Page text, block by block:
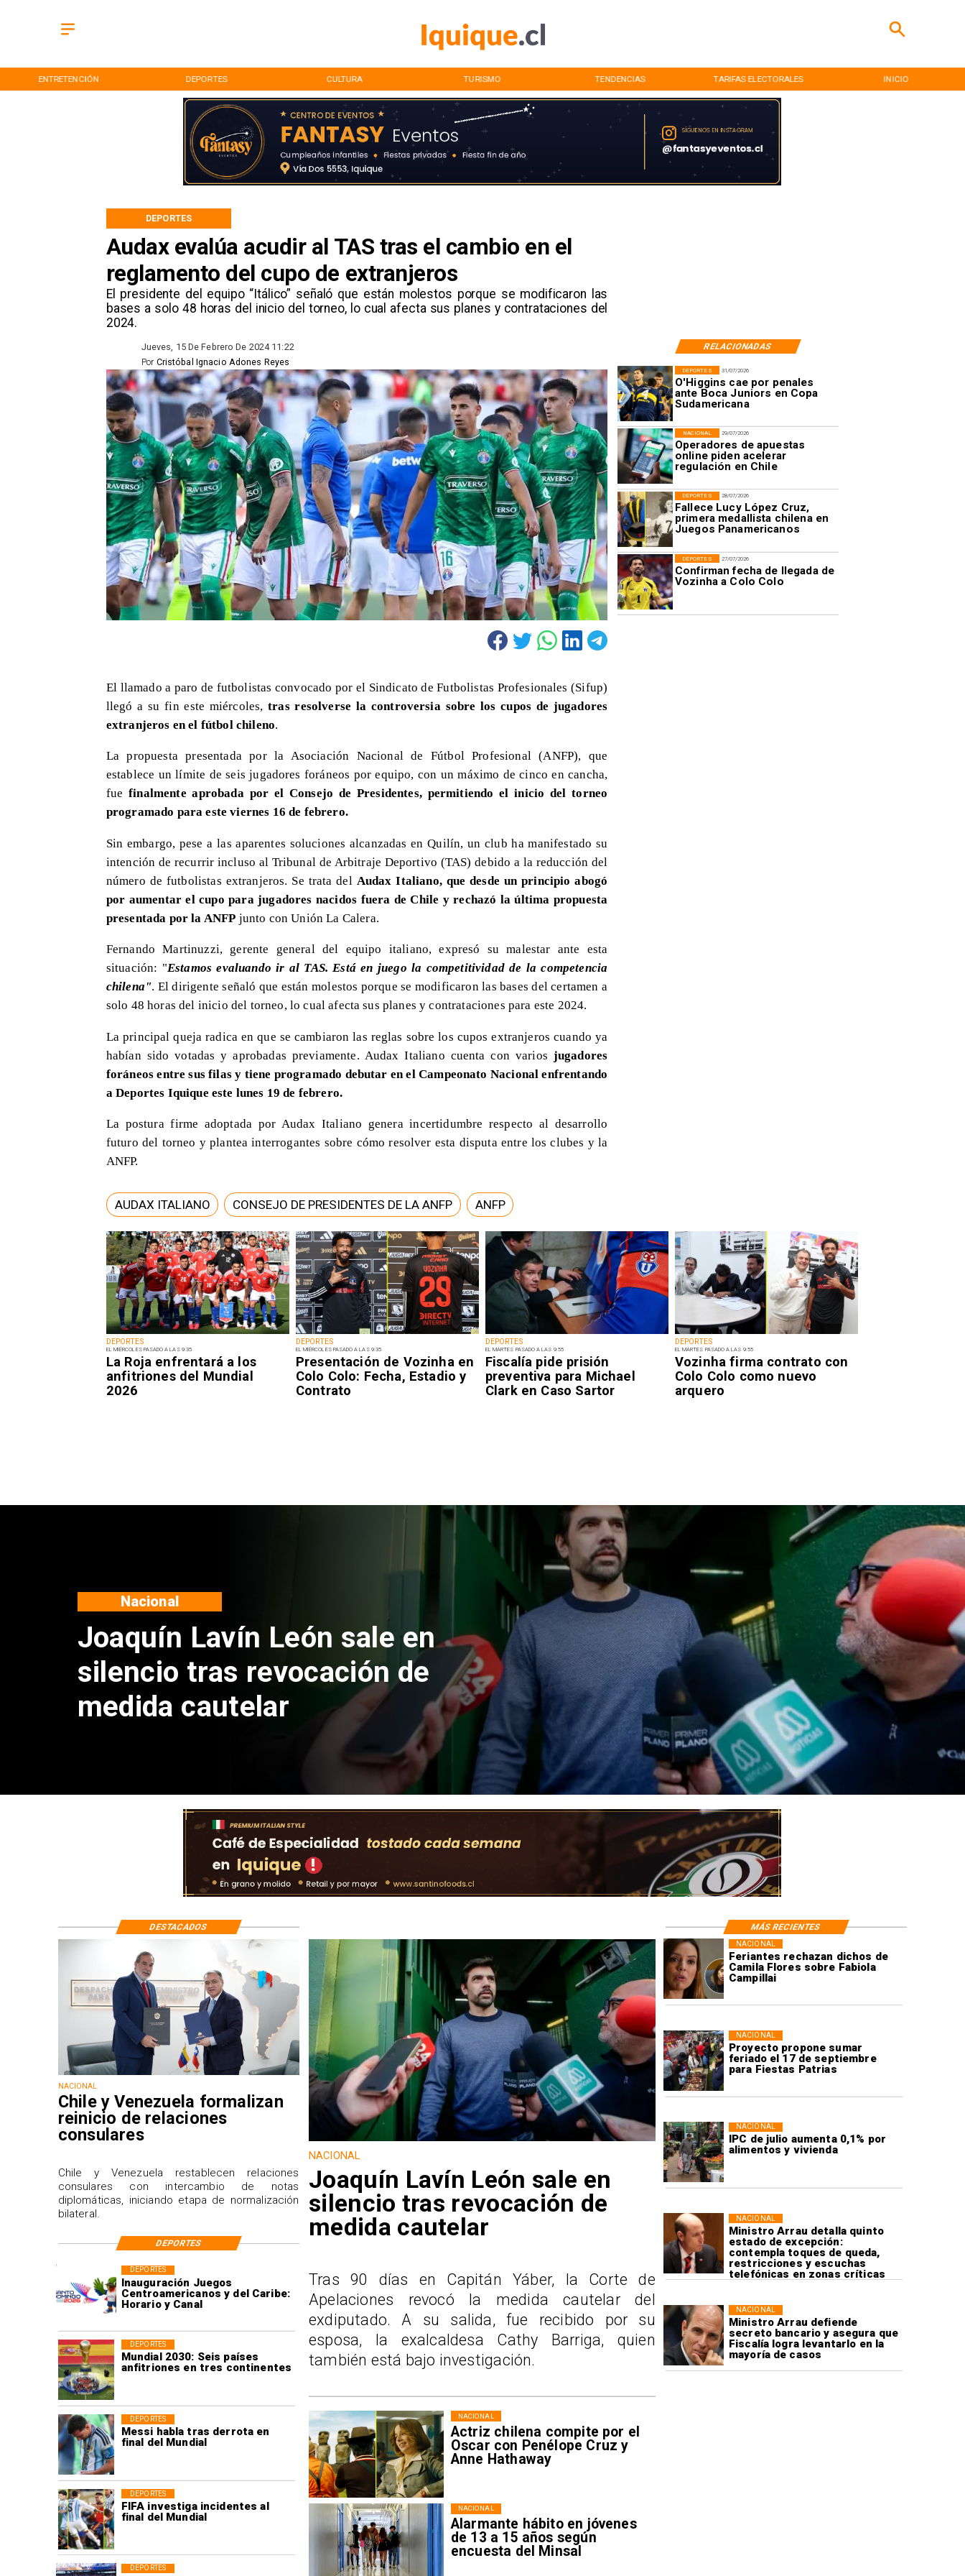
ENTRETENCIÓN DEPORTES CULTURA TURISMO TENDENCIAS TARIFAS ELECTORALES INICIO
Audax evalúa acudir al TAS tras el cambio en el
reglamento del cupo de extranjeros
​El presidente del equipo “Itálico” señaló que están molestos porque se modificaron las
bases a solo 48 horas del inicio del torneo, lo cual afecta sus planes y contrataciones del
2024.
DEPORTES
RELACIONADAS
Jueves, 15 De Febrero De 2024 11:22
Cristóbal Ignacio Adones Reyes
Por
DEPORTES
EL MIÉRCOLES PASADO A LAS 9:35
La Roja enfrentará a los
anfitriones del Mundial
2026
DEPORTES
EL MIÉRCOLES PASADO A LAS 9:35
Presentación de Vozinha en
Colo Colo: Fecha, Estadio y
Contrato
DEPORTES
EL MARTES PASADO A LAS 9:55
Fiscalía pide prisión
preventiva para Michael
Clark en Caso Sartor
DEPORTES
EL MARTES PASADO A LAS 9:55
Vozinha firma contrato con
Colo Colo como nuevo
arquero
31/07/2026
O'Higgins cae por penales
ante Boca Juniors en Copa
Sudamericana
DEPORTES
29/07/2026
Operadores de apuestas
online piden acelerar
regulación en Chile
NACIONAL
28/07/2026
Fallece Lucy López Cruz,
primera medallista chilena en
Juegos Panamericanos
DEPORTES
27/07/2026
Confirman fecha de llegada de
Vozinha a Colo Colo
DEPORTES
El llamado a paro de futbolistas convocado por el Sindicato de Futbolistas Profesionales (Sifup)
llegó a su fin este miércoles, tras resolverse la controversia sobre los cupos de jugadores
extranjeros en el fútbol chileno.
La propuesta presentada por la Asociación Nacional de Fútbol Profesional (ANFP), que
establece un límite de seis jugadores foráneos por equipo, con un máximo de cinco en cancha,
fuefinalmente aprobada por el Consejo de Presidentes, permitiendo el inicio del torneo
programado para este viernes 16 de febrero.
Sin embargo, pese a las aparentes soluciones alcanzadas en Quilín, un club ha manifestado su
intención de recurrir incluso al Tribunal de Arbitraje Deportivo (TAS) debido a la reducción del
número de futbolistas extranjeros. Se trata del Audax Italiano, que desde un principio abogó
por aumentar el cupo para jugadores nacidos fuera de Chile y rechazó la última propuesta
presentada por la ANFP junto con Unión La Calera.
Fernando Martinuzzi, gerente general del equipo italiano, expresó su malestar ante esta
situación: "Estamos evaluando ir al TAS. Está en juego la competitividad de la competencia
chilena". El dirigente señaló que están molestos porque se modificaron las bases del certamen a
solo 48 horas del inicio del torneo, lo cual afecta sus planes y contrataciones para este 2024.
La principal queja radica en que se cambiaron las reglas sobre los cupos extranjeros cuando ya
habían sido votadas y aprobadas previamente. Audax Italiano cuenta con varios jugadores
foráneos entre sus filas y tiene programado debutar en el Campeonato Nacional enfrentando
a Deportes Iquique este lunes 19 de febrero.
La postura firme adoptada por Audax Italiano genera incertidumbre respecto al desarrollo
futuro del torneo y plantea interrogantes sobre cómo resolver esta disputa entre los clubes y la
ANFP.
AUDAX ITALIANO CONSEJO DE PRESIDENTES DE LA ANFP ANFP
Chile y Venezuela formalizan
reinicio de relaciones
consulares
Nacional
Feriantes rechazan dichos de
Camila Flores sobre Fabiola
Campillai
NACIONAL
Proyecto propone sumar
feriado el 17 de septiembre
para Fiestas Patrias
NACIONAL
IPC de julio aumenta 0,1% por
alimentos y vivienda
NACIONAL
Ministro Arrau detalla quinto
estado de excepción:
contempla toques de queda,
restricciones y escuchas
telefónicas en zonas críticas
NACIONAL
Ministro Arrau defiende
secreto bancario y asegura que
Fiscalía logra levantarlo en la
mayoría de casos
NACIONAL
Inauguración Juegos
Centroamericanos y del Caribe:
Horario y Canal
DEPORTES
Mundial 2030: Seis países
anfitriones en tres continentes
DEPORTES
Messi habla tras derrota en
final del Mundial
DEPORTES
FIFA investiga incidentes al
final del Mundial
DEPORTES
DEPORTES
Actriz chilena compite por el
Oscar con Penélope Cruz y
Anne Hathaway
NACIONAL
Alarmante hábito en jóvenes
de 13 a 15 años según
encuesta del Minsal
NACIONAL
NACIONAL
Chile y Venezuela formalizan
reinicio de relaciones
consulares
Chile y Venezuela restablecen relaciones
consulares con intercambio de notas
diplomáticas, iniciando etapa de normalización
bilateral.
NACIONAL
Joaquín Lavín León sale en
silencio tras revocación de
medida cautelar
Tras 90 días en Capitán Yáber, la Corte de
Apelaciones revocó la medida cautelar del
exdiputado. A su salida, fue recibido por su
esposa, la exalcaldesa Cathy Barriga, quien
también está bajo investigación.
DESTACADOS MÁS RECIENTES
DEPORTES